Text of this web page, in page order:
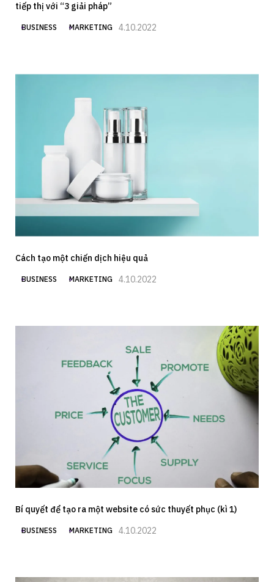
tiếp thị với “3 giải pháp”
BUSINESS MARKETING 4.10.2022
Cách tạo một chiến dịch hiệu quả
BUSINESS MARKETING 4.10.2022
Bí quyết để tạo ra một website có sức thuyết phục (kì 1)
BUSINESS MARKETING 4.10.2022